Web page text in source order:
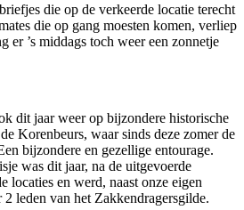
die op de verkeerde locatie terecht
die op gang moesten komen, verliep
er ’s middags toch weer een zonnetje
dit jaar weer op bijzondere historische
Korenbeurs, waar sinds deze zomer de
bijzondere en gezellige entourage.
was dit jaar, na de uitgevoerde
locaties en werd, naast onze eigen
leden van het Zakkendragersgilde.